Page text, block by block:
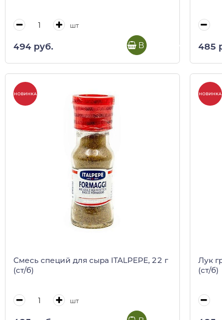
шт
494 руб. В корзину 485
НОВИНКА
Смесь специй для сыра ITALPEPE, 22 г
(ст/б)
шт
НОВИНКА
Лук
(ст/б)